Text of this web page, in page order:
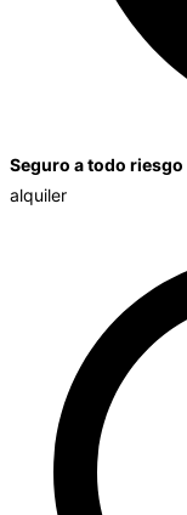
Seguro a todo riesgo
alquiler